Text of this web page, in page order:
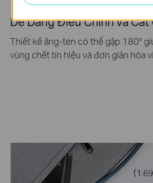
Dễ Dàng Điều Chỉnh và Cất
Thiết kế ăng-ten có thể gập 180°
vùng chết tín hiệu và đơn giản hóa